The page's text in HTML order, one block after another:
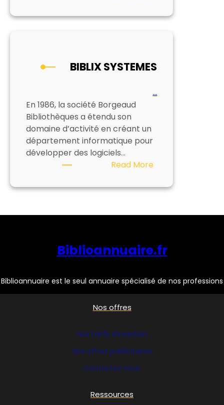
ex
BIBLIX SYSTEMES
…
En 1986, la société Borgeaud
Bibliothèques a étendu son
domaine d’activité en créant un
département informatique pour
développer des logiciels…
Read More:
SYSTEMES
Biblioannuaire.fr
Biblioannuaire est le seul annuaire spécialisé de nos professions
Nos offres
Nos tarifs d’insertion
Nos offres publicitaires
Contactez nous
Ressources